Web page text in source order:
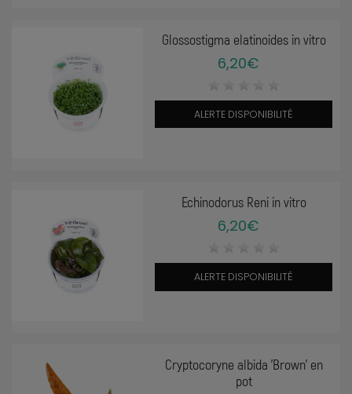
Glossostigma elatinoides in vitro
6,20€
ALERTE DISPONIBILITÉ
Echinodorus Reni in vitro
6,20€
ALERTE DISPONIBILITÉ
Cryptocoryne albida 'Brown' en
pot